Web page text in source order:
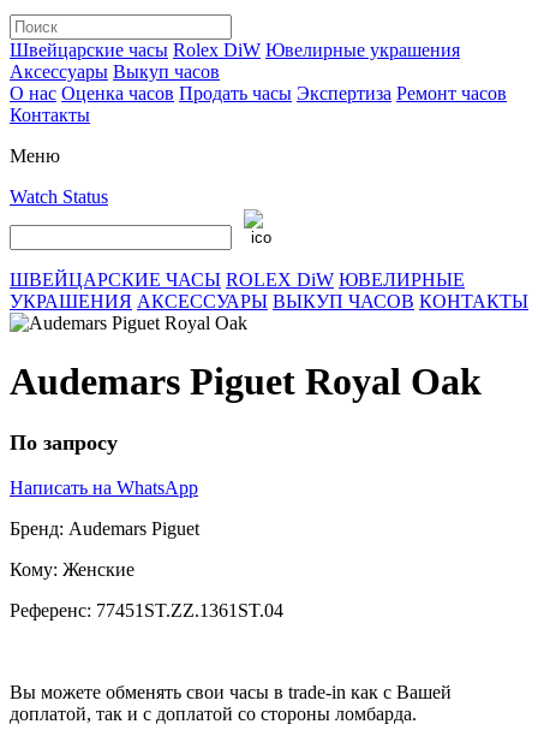
Швейцарские часы Rolex DiW Ювелирные украшения
Аксессуары Выкуп часов
О нас Оценка часов Продать часы Экспертиза Ремонт часов
Контакты
Меню
Watch Status
ШВЕЙЦАРСКИЕ ЧАСЫ ROLEX DiW ЮВЕЛИРНЫЕ
УКРАШЕНИЯ АКСЕССУАРЫ ВЫКУП ЧАСОВ КОНТАКТЫ
Audemars Piguet Royal Oak
По запросу
Написать на WhatsApp
Бренд: Audemars Piguet
Кому: Женские
Референс: 77451ST.ZZ.1361ST.04
Вы можете обменять свои часы в trade-in как с Вашей
доплатой, так и с доплатой со стороны ломбарда.